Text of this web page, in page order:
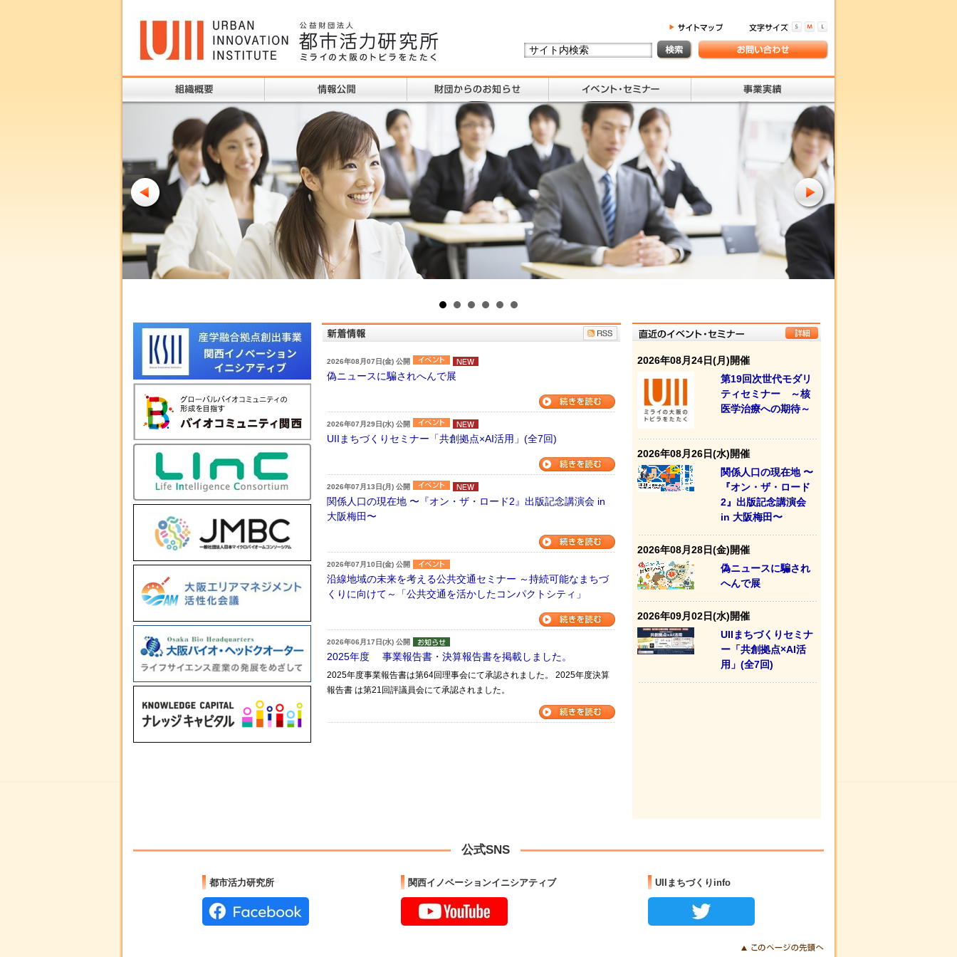
2026年08月07日(金) 公開
偽ニュースに騙されへんで展
2026年07月29日(水) 公開
UIIまちづくりセミナー「共創拠点×AI活用」(全7回)
2026年07月13日(月) 公開
関係人口の現在地 〜『オン・ザ・ロード2』出版記念講演会 in
大阪梅田〜
2026年07月10日(金) 公開
沿線地域の未来を考える公共交通セミナー ～持続可能なまちづ
くりに向けて～「公共交通を活かしたコンパクトシティ」
2026年06月17日(水) 公開
2025年度 事業報告書・決算報告書を掲載しました。
2025年度事業報告書は第64回理事会にて承認されました。 2025年度決算
報告書 は第21回評議員会にて承認されました。
2026年08月24日(月)開催
第19回次世代モダリ
ティセミナー ～核
医学治療への期待～
2026年08月26日(水)開催
関係人口の現在地 〜
『オン・ザ・ロード
2』出版記念講演会
in 大阪梅田〜
2026年08月28日(金)開催
偽ニュースに騙され
へんで展
2026年09月02日(水)開催
UIIまちづくりセミナ
ー「共創拠点×AI活
用」(全7回)
公式SNS
都市活力研究所 関西イノベーションイニシアティブ UIIまちづくりinfo